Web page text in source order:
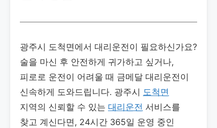
광주시 도척면에서 대리운전이 필요하신가요?
술을 마신 후 안전하게 귀가하고 싶거나,
피로로 운전이 어려울 때 금메달 대리운전이
신속하게 도와드립니다. 광주시 도척면
지역의 신뢰할 수 있는 대리운전 서비스를
찾고 계신다면, 24시간 365일 운영 중인